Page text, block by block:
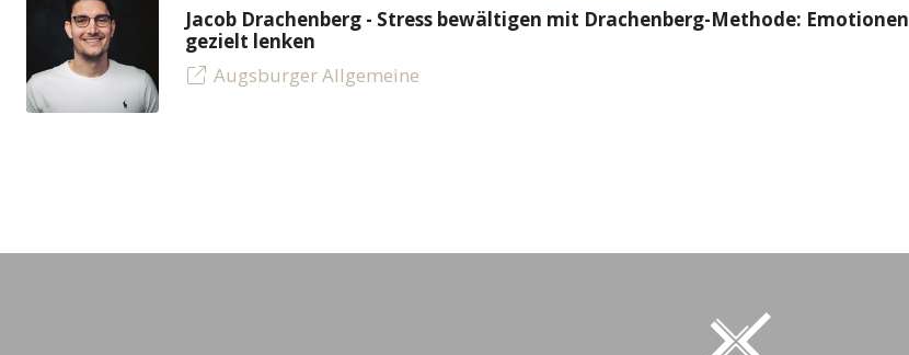
Jacob Drachenberg - Stress bewältigen mit Drachenberg-Methode: Emotionen
gezielt lenken
Augsburger Allgemeine